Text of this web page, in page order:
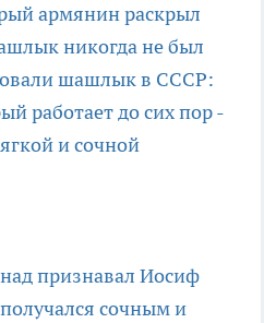
армянин раскрыл
никогда не был
шашлык в СССР:
работает до сих пор -
и сочной
признавал Иосиф
сочным и